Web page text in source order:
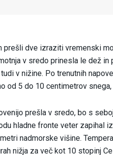
prešli dve izraziti vremenski
v sredo prinesla le dež in
v nižine. Po trenutnih
od 5 do 10 centimetrov
prešla v sredo, bo s
hladne fronte veter zapihal
nadmorske višine.
nižja za več kot 10 stopinj